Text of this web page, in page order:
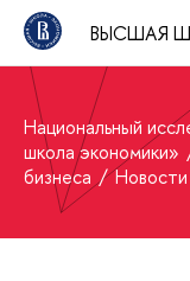
ВЫСШАЯ
Национальный
школа экономики»
бизнеса
Новости